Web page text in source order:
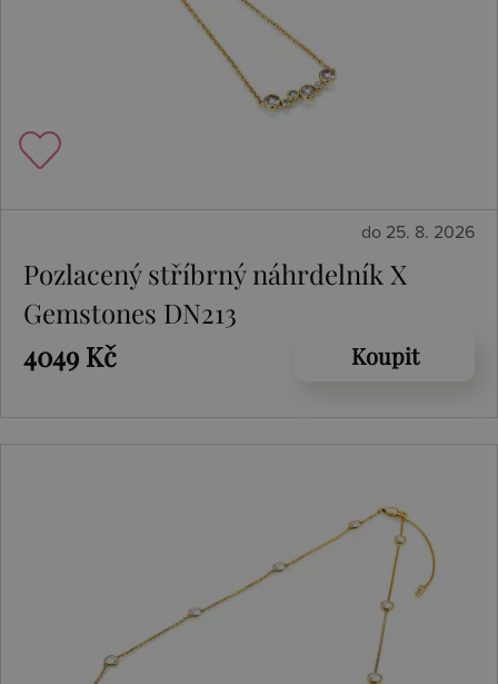
do 25. 8. 2026
Pozlacený stříbrný náhrdelník X
Gemstones DN213
4049 Kč
Koupit